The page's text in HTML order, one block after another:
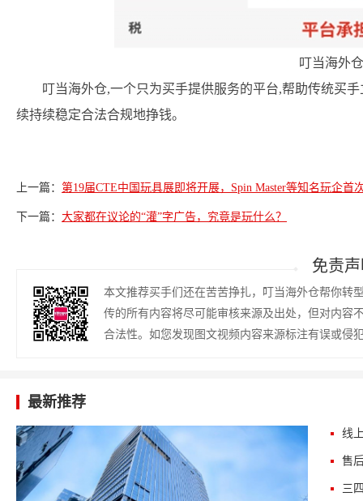
叮当海外
叮当海外仓,一个只为买手提供服务的平台,帮助传统买
续持续稳定合法合规地挣钱。
上一篇： 第19届CTE中国玩具展即将开展，Spin Master等知名玩企首
下一篇： 大家都在议论的“灌”字广告，究竟是玩什么？
免责
本文推荐买手们还在苦苦挣扎，叮当海外仓帮你转
传的所有内容将尽可能审核来源及出处，但对内容
合法性。如您发现图文视频内容来源标注有误或侵
最新推荐